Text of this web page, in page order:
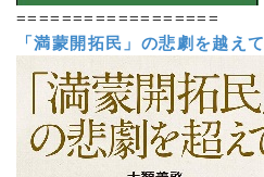
==================
「満蒙開拓民」の悲劇を越えて